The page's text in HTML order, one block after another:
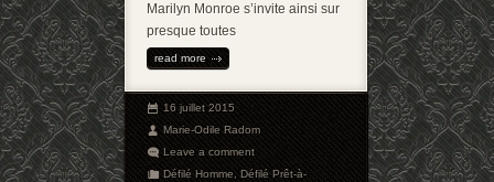
Marilyn Monroe s’invite ainsi sur
presque toutes
read more
16 juillet 2015
Marie-Odile Radom
Leave a comment
Défilé Homme,Défilé Prêt-à-